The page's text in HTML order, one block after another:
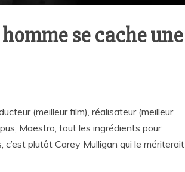
se cache une
(meilleur film), réalisateur (meilleur
Maestro, tout les ingrédients pour
plutôt Carey Mulligan qui le mériterait